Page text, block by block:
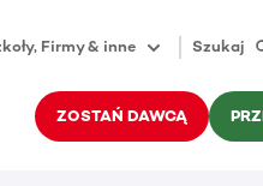
Firmy & inne Szukaj
ZOSTAŃ DAWCĄ